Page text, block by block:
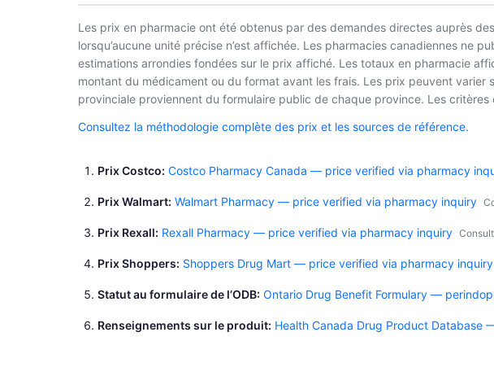
Les prix en pharmacie ont été obtenus par des demandes directes auprès
lorsqu’aucune unité précise n’est affichée. Les pharmacies canadiennes ne
estimations arrondies fondées sur le prix affiché. Les totaux en pharmacie
montant du médicament ou du format avant les frais. Les prix peuvent varier
provinciale proviennent du formulaire public de chaque province. Les
Consultez la méthodologie complète des prix et les sources de référence.
Prix Costco Costco Pharmacy Canada — price verified via pharmacy
Prix Walmart Walmart Pharmacy — price verified via pharmacy inquiry
Prix Rexall Rexall Pharmacy — price verified via pharmacy inquiry
Prix Shoppers Shoppers Drug Mart — price verified via pharmacy inquiry
Statut au formulaire de l’ODB Ontario Drug Benefit Formulary —
Renseignements sur le produit Health Canada Drug Product Database